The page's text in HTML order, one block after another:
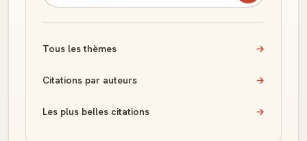
Tous les thèmes →
Citations par auteurs →
Les plus belles citations →